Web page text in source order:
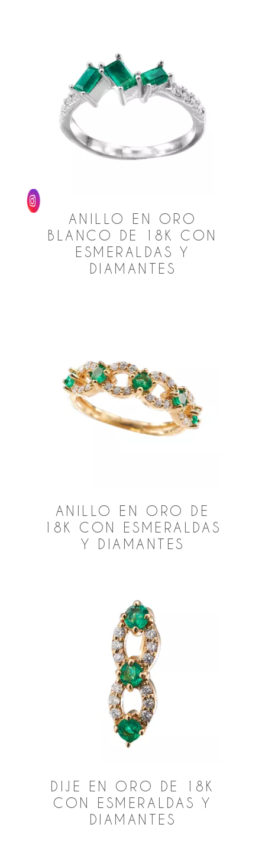
ANILLO EN ORO
BLANCO DE 18K CON
ESMERALDAS Y
DIAMANTES
ANILLO EN ORO DE
18K CON ESMERALDAS
Y DIAMANTES
DIJE EN ORO DE 18K
CON ESMERALDAS Y
DIAMANTES